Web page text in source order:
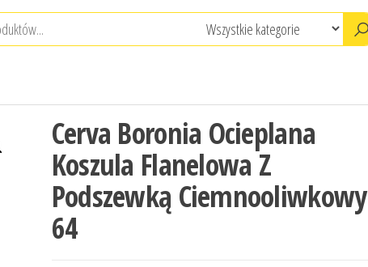
Cerva Boronia Ocieplana
Koszula Flanelowa Z
Podszewką Ciemnooliwkowy
64